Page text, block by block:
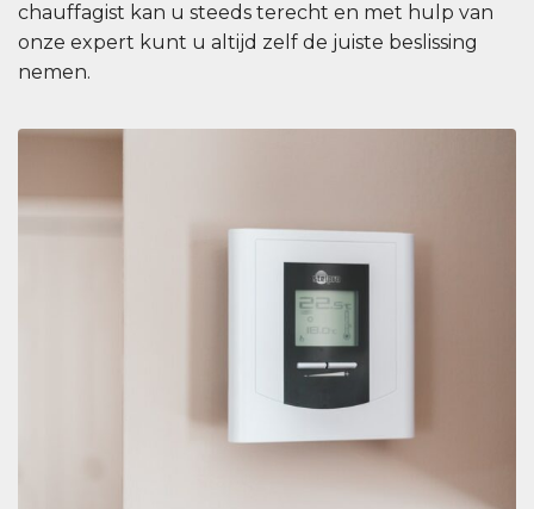
chauffagist kan u steeds terecht en met hulp van
onze expert kunt u altijd zelf de juiste beslissing
nemen.